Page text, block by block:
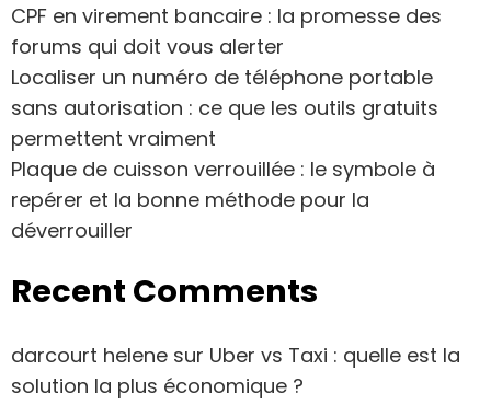
CPF en virement bancaire : la promesse des
forums qui doit vous alerter
Localiser un numéro de téléphone portable
sans autorisation : ce que les outils gratuits
permettent vraiment
Plaque de cuisson verrouillée : le symbole à
repérer et la bonne méthode pour la
déverrouiller
Recent Comments
darcourt helene sur Uber vs Taxi : quelle est la
solution la plus économique ?